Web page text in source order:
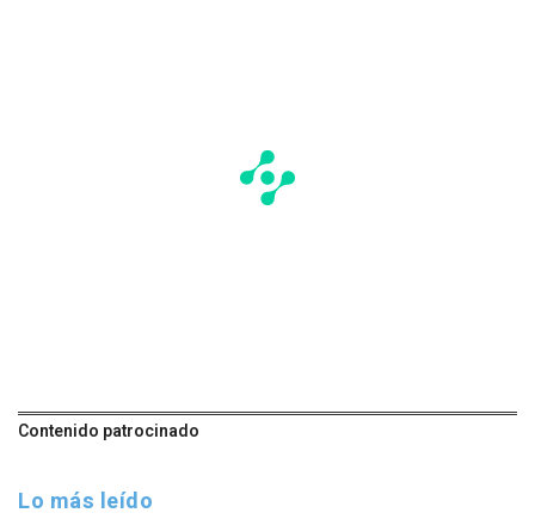
Contenido patrocinado
Lo más leído